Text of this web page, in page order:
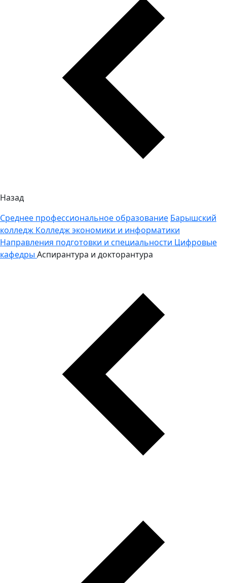
Назад
Среднее профессиональное образование Барышский
колледж Колледж экономики и информатики
Направления подготовки и специальности Цифровые
кафедры Аспирантура и докторантура